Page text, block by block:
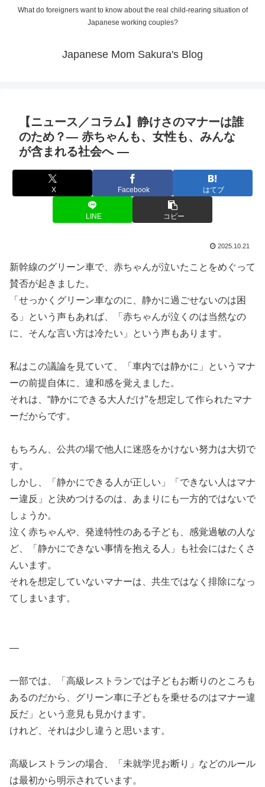
What do foreigners want to know about the real child-rearing situation of
Japanese working couples?
Japanese Mom Sakura's Blog
【ニュース／コラム】静けさのマナーは誰
のため？― 赤ちゃんも、女性も、みんな
が含まれる社会へ ―
X Facebook はてブ
LINE コピー
2025.10.21
新幹線のグリーン車で、赤ちゃんが泣いたことをめぐって
賛否が起きました。
「せっかくグリーン車なのに、静かに過ごせないのは困
る」という声もあれば、「赤ちゃんが泣くのは当然なの
に、そんな言い方は冷たい」という声もあります。
私はこの議論を見ていて、「車内では静かに」というマナ
ーの前提自体に、違和感を覚えました。
それは、“静かにできる大人だけ”を想定して作られたマナ
ーだからです。
もちろん、公共の場で他人に迷惑をかけない努力は大切で
す。
しかし、「静かにできる人が正しい」「できない人はマナ
ー違反」と決めつけるのは、あまりにも一方的ではないで
しょうか。
泣く赤ちゃんや、発達特性のある子ども、感覚過敏の人な
ど、「静かにできない事情を抱える人」も社会にはたくさ
んいます。
それを想定していないマナーは、共生ではなく排除になっ
てしまいます。
—
一部では、「高級レストランでは子どもお断りのところも
あるのだから、グリーン車に子どもを乗せるのはマナー違
反だ」という意見も見かけます。
けれど、それは少し違うと思います。
高級レストランの場合、「未就学児お断り」などのルール
は最初から明示されています。